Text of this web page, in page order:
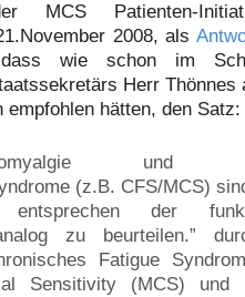
MCS Patienten-
2008, als
wie schon im
Herr Thönnes
empfohlen hätten, den Satz:
und
(z.B. CFS/MCS)
der
zu beurteilen.”
Fatigue
Sensitivity (MCS) und